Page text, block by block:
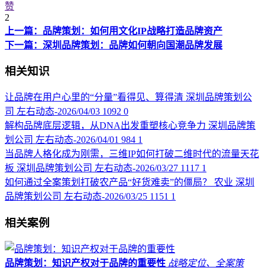
赞
2
上一篇：品牌策划：如何用文化IP战略打造品牌资产
下一篇：深圳品牌策划：品牌如何朝向国潮品牌发展
相关知识
让品牌在用户心里的“分量”看得见、算得清 深圳品牌策划公
司 左右动态-2026/04/03 1092 0
解构品牌底层逻辑，从DNA出发重塑核心竞争力 深圳品牌策
划公司 左右动态-2026/04/01 984 1
当品牌人格化成为刚需，三维IP如何打破二维时代的流量天花
板 深圳品牌策划公司 左右动态-2026/03/27 1117 1
如何通过全案策划打破农产品“好货难卖”的僵局？
农业 深圳
品牌策划公司 左右动态-2026/03/25 1151 1
相关案例
品牌策划：知识产权对于品牌的重要性 战略定位、全案策